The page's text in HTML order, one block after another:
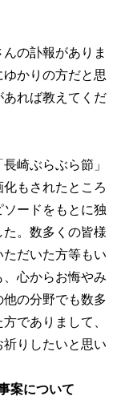
の訃報がありま
かりの方だと思
れば教えてくだ
崎ぶらぶら節」
もされたところ
ードをもとに独
。数多くの皆様
だいた方等もい
心からお悔やみ
の分野でも数多
でありまして、
りしたいと思い
案について